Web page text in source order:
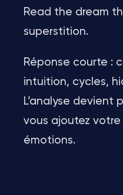
Read the dream
superstition.
Réponse courte :
intuition, cycles,
L’analyse devient
vous ajoutez
émotions.